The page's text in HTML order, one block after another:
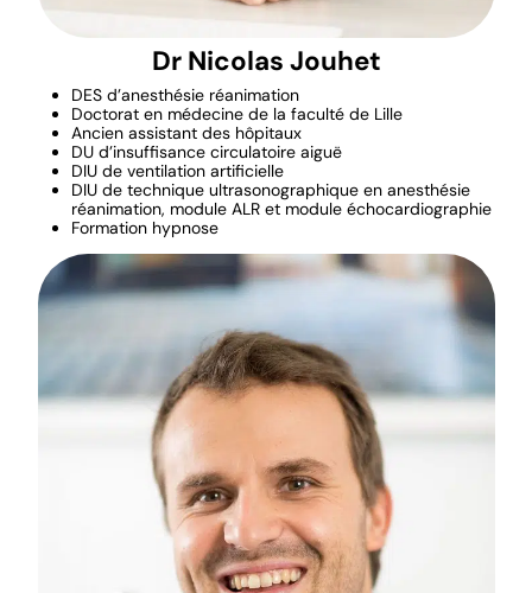
Dr Nicolas Jouhet
DES d’anesthésie réanimation
Doctorat en médecine de la faculté de Lille
Ancien assistant des hôpitaux
DU d’insuffisance circulatoire aiguë
DIU de ventilation artificielle
DIU de technique ultrasonographique en anesthésie
réanimation, module ALR et module échocardiographie
Formation hypnose